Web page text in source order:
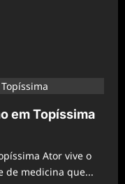
em Topíssima
Ator vive o
de medicina que...